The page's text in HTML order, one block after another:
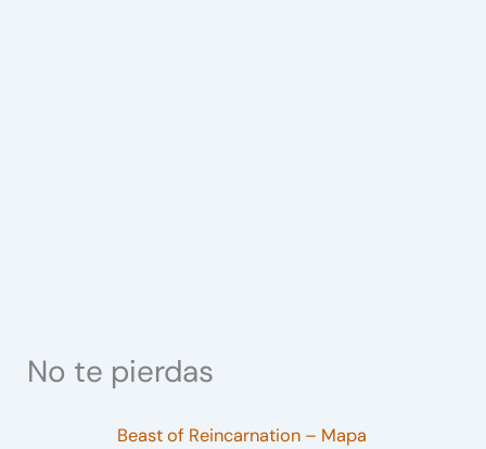
No te pierdas
Beast of Reincarnation – Mapa